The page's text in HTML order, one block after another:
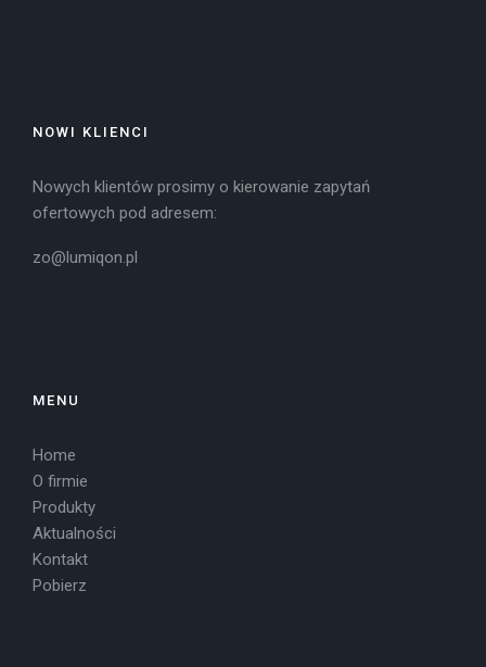
NOWI KLIENCI
Nowych klientów prosimy o kierowanie zapytań
ofertowych pod adresem:
zo@lumiqon.pl
MENU
Home
O firmie
Produkty
Aktualności
Kontakt
Pobierz